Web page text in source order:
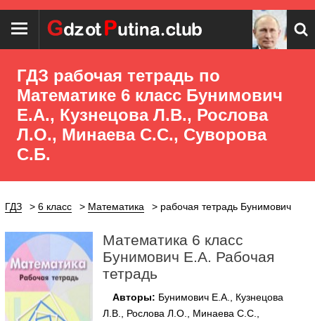
ГДЗ рабочая тетрадь по
Математике 6 класс Бунимович
Е.А., Кузнецова Л.В., Рослова
Л.О., Минаева С.С., Суворова
С.Б.
ГДЗ 6 класс Математика рабочая тетрадь Бунимович
Математика 6 класс
Бунимович Е.А. Рабочая
тетрадь
Авторы: Бунимович Е.А., Кузнецова
Л.В., Рослова Л.О., Минаева С.С.,